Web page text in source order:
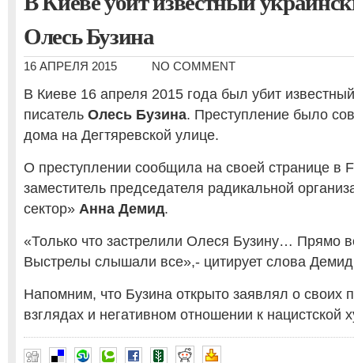
Олесь Бузина
16 АПРЕЛЯ 2015 NO COMMENT
В Киеве 16 апреля 2015 года был убит
писатель Олесь Бузина. Преступление было
дома на Дегтяревской улице.
О преступлении сообщила на своей странице в
заместитель председателя радикальной
сектор» Анна Демид.
«Только что застрелили Олеся Бузину… Прямо
Выстрелы слышали все»,- цитирует слова
Напомним, что Бузина открыто заявлял о своих
взглядах и негативном отношении к нацистской